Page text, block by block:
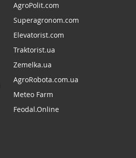
AgroPolit.com
Superagronom.com
Elevatorist.com
Traktorist.ua
Zemelka.ua
AgroRobota.com.ua
Meteo Farm
Feodal.Online